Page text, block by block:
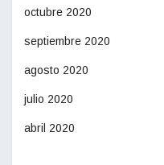
octubre 2020
septiembre 2020
agosto 2020
julio 2020
abril 2020